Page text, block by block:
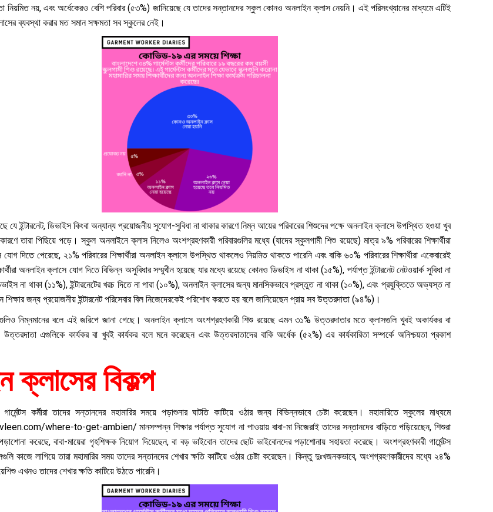
নিয়মিত নয়, এবং অর্ধেকেরও বেশি পরিবার (৫৩%) জানিয়েছে যে তাদের সন্তানদের স্কুল কোনও অনলাইন ক্লাস নেয়নি। এই পরিসংখ্যানের মাধ্যমে এটিই
ব্যবস্থা করার মত সমান সক্ষমতা সব স্কুলের নেই।
যে ইন্টারনেট, ডিভাইস কিংবা অন্যান্য প্রয়োজনীয় সুযোগ-সুবিধা না থাকার কারণে নিম্ন আয়ের পরিবারের শিশুদের পক্ষে অনলাইন ক্লাসে উপস্থিত হওয়া খুব
তারা পিছিয়ে পড়ে। স্কুল অনলাইনে ক্লাস নিলেও অংশগ্রহণকারী পরিবারগুলির মধ্যে (যাদের স্কুলগামী শিশু রয়েছে) মাত্র ৯% পরিবারের শিক্ষার্থীরা
দিতে পেরেছে, ২১% পরিবারের শিক্ষার্থীরা অনলাইন ক্লাসে উপস্থিত থাকলেও নিয়মিত থাকতে পারেনি এবং বাকি ৬০% পরিবারের শিক্ষার্থীরা একেবারেই
অনলাইন ক্লাসে যোগ দিতে বিভিন্ন অসুবিধার সম্মুখীন হয়েছে যার মধ্যে রয়েছে কোনও ডিভাইস না থাকা (১৫%), পর্যাপ্ত ইন্টারনেট নেটওয়ার্ক সুবিধা না
না থাকা (১১%), ইন্টারনেটের খরচ দিতে না পারা (১০%), অনলাইন ক্লাসের জন্য মানসিকভাবে প্রস্তুত না থাকা (১০%), এবং প্রযুক্তিতে অভ্যস্ত না
জন্য প্রয়োজনীয় ইন্টারনেট পরিসেবার বিল নিজেদেরকেই পরিশোধ করতে হয় বলে জানিয়েছেন প্রায় সব উত্তরদাতা (৯৪%)।
নিম্নমানের বলে এই জরিপে জানা গেছে। অনলাইন ক্লাসে অংশগ্রহণকারী শিশু রয়েছে এমন ৩১% উত্তরদাতার মতে ক্লাসগুলি খুবই অকার্যকর বা
এগুলিকে কার্যকর বা খুবই কার্যকর বলে মনে করেছেন এবং উত্তরদাতাদের বাকি অর্ধেক (৫২%) এর কার্যকারিতা সম্পর্কে অনিশ্চয়তা প্রকাশ
ক্লাসের বিকল্প
কর্মীরা তাদের সন্তানদের মহামারির সময়ে পড়াশুনার ঘাটতি কাটিয়ে ওঠার জন্য বিভিন্নভাবে চেষ্টা করেছেন। মহামারিতে স্কুলের মাধ্যমে
where-to-get-ambien/ মানসম্পন্ন শিক্ষার পর্যাপ্ত সুযোগ না পাওয়ায় বাবা-মা নিজেরাই তাদের সন্তানদের বাড়িতে পড়িয়েছেন, শিশুরা
করেছে, বাবা-মায়েরা গৃহশিক্ষক নিয়োগ দিয়েছেন, বা বড় ভাইবোন তাদের ছোট ভাইবোনদের পড়াশোনায় সহায়তা করেছে। অংশগ্রহণকারী গার্মেন্টস
কাজে লাগিয়ে তারা মহামারির সময় তাদের সন্তানদের শেখার ক্ষতি কাটিয়ে ওঠার চেষ্টা করেছেন। কিন্তু দুঃখজনকভাবে, অংশগ্রহণকারীদের মধ্যে ২৪%
এখনও তাদের শেখার ক্ষতি কাটিয়ে উঠতে পারেনি।